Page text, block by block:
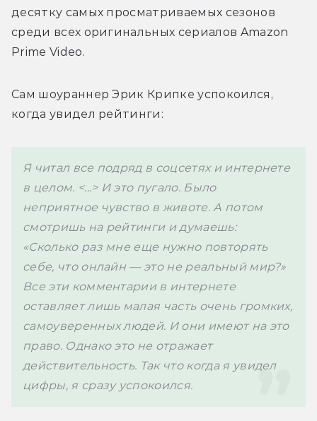
десятку самых просматриваемых сезонов
среди всех оригинальных сериалов Amazon
Prime Video.
Сам шоураннер Эрик Крипке успокоился,
когда увидел рейтинги:
Я читал все подряд в соцсетях и интернете
в целом. <...> И это пугало. Было
неприятное чувство в животе. А потом
смотришь на рейтинги и думаешь:
«Сколько раз мне еще нужно повторять
себе, что онлайн — это не реальный мир?»
Все эти комментарии в интернете
оставляет лишь малая часть очень громких,
самоуверенных людей. И они имеют на это
право. Однако это не отражает
действительность. Так что когда я увидел
цифры, я сразу успокоился.